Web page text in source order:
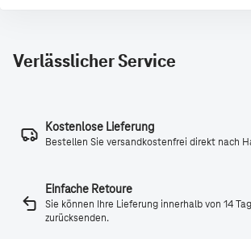
Verlässlicher Service
Kostenlose Lieferung
Bestellen Sie versandkostenfrei direkt nach
Einfache Retoure
Sie können Ihre Lieferung innerhalb von 14
zurücksenden.